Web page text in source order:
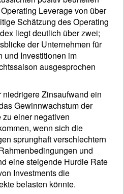
Leverage von über
Schätzung des Operating
liegt deutlich über zwei;
der Unternehmen für
und Investitionen im
ausgesprochen
Zinsaufwand ein
Gewinnwachstum der
einer negativen
wenn sich die
sprunghaft verschlechtern
und
eine steigende Hurdle Rate
Investments die
belasten könnte.